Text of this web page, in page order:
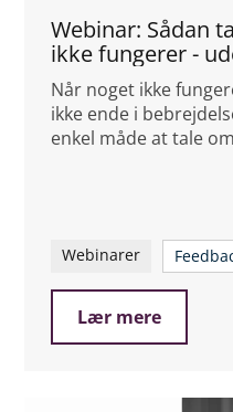
Webinar: Sådan
ikke fungerer -
Når noget ikke
ikke ende i
enkel måde at tale
Webinarer
Lær mere